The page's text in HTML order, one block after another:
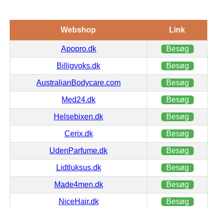
Webshop Link
Apopro.dk Besøg
Billigvoks.dk Besøg
AustralianBodycare.com Besøg
Med24.dk Besøg
Helsebixen.dk Besøg
Cerix.dk Besøg
UdenParfume.dk Besøg
Lidtluksus.dk Besøg
Made4men.dk Besøg
NiceHair.dk Besøg